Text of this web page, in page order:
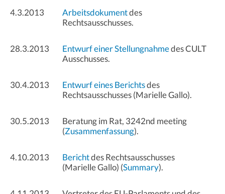
4.3.2013 Arbeitsdokumentdes
Rechtsausschusses.
28.3.2013 Entwurf einer Stellungnahmedes CULT
Ausschusses.
30.4.2013 Entwurf eines Berichtsdes
Rechtsausschusses (Marielle Gallo).
30.5.2013
Beratung im Rat, 3242nd meeting
(Zusammenfassung).
4.10.2013 Berichtdes Rechtsausschusses
(Marielle Gallo) (Summary).